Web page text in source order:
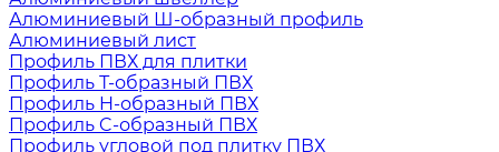
Алюминиевый Ш-образный профиль
Алюминиевый лист
Профиль ПВХ для плитки
Профиль Т-образный ПВХ
Профиль H-образный ПВХ
Профиль C-образный ПВХ
Профиль угловой под плитку ПВХ